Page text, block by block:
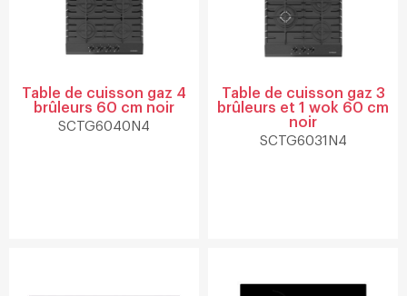
Table de cuisson gaz 4
brûleurs 60 cm noir
SCTG6040N4
Table de cuisson gaz 3
brûleurs et 1 wok 60 cm
noir
SCTG6031N4